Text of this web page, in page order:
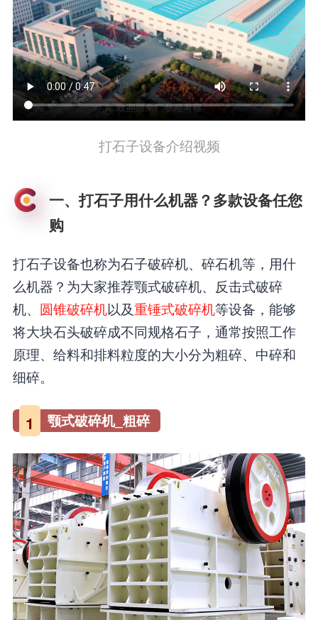
打石子设备介绍视频
一、打石子用什么机器？多款设备任您
购
打石子设备也称为石子破碎机、碎石机等，用什
么机器？为大家推荐颚式破碎机、反击式破碎
机、 圆锥破碎机以及重锤式破碎机等设备，能够
将大块石头破碎成不同规格石子，通常按照工作
原理、给料和排料粒度的大小分为粗碎、中碎和
细碎。
1 颚式破碎机_粗碎